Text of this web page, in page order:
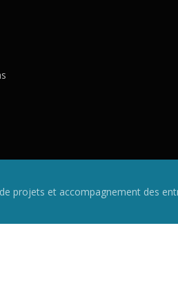
projets et accompagnement des